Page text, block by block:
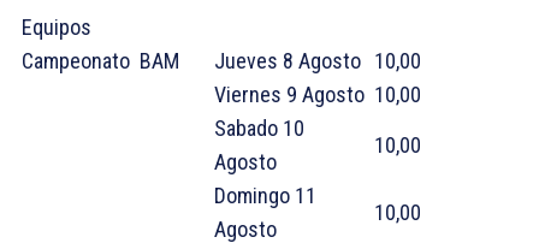
Equipos
Campeonato BAM
Jueves 8 Agosto 10,00
Viernes 9 Agosto 10,00
Sabado 10
Agosto
10,00
Domingo 11
Agosto
10,00